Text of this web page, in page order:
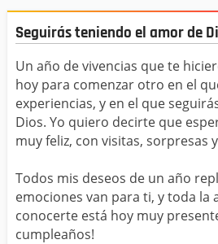
Seguirás teniendo el amor de
Un año de vivencias que te
hoy para comenzar otro en el
experiencias, y en el que
Dios. Yo quiero decirte que
muy feliz, con visitas, sorpresas
Todos mis deseos de un año
emociones van para ti, y toda la
conocerte está hoy muy
cumpleaños!